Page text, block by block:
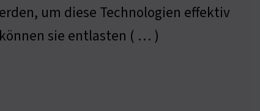
um diese Technologien effektiv
sie entlasten ( … )